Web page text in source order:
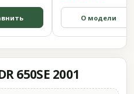
О модели
650SE 2001